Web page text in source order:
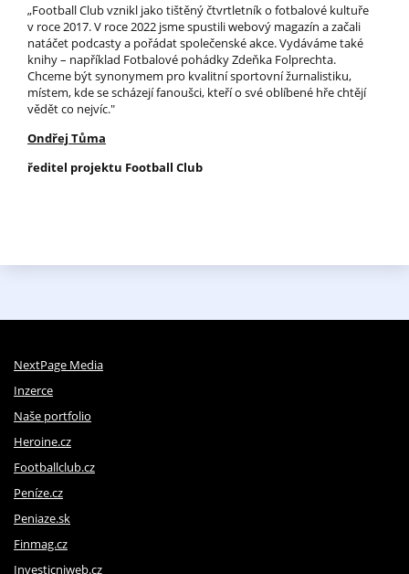
„Football Club vznikl jako tištěný čtvrtletník o fotbalové kultuře
v roce 2017. V roce 2022 jsme spustili webový magazín a začali
natáčet podcasty a pořádat společenské akce. Vydáváme také
knihy – například Fotbalové pohádky Zdeňka Folprechta.
Chceme být synonymem pro kvalitní sportovní žurnalistiku,
místem, kde se scházejí fanoušci, kteří o své oblíbené hře chtějí
vědět co nejvíc."
Ondřej Tůma
ředitel projektu Football Club
NextPage Media
Inzerce
Naše portfolio
Heroine.cz
Footballclub.cz
Peníze.cz
Peniaze.sk
Finmag.cz
Investicniweb.cz